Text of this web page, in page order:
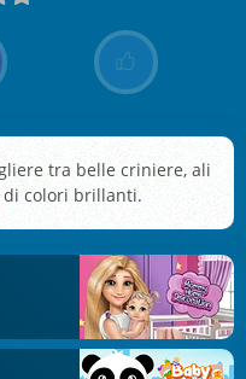
tra belle criniere, ali
colori brillanti.